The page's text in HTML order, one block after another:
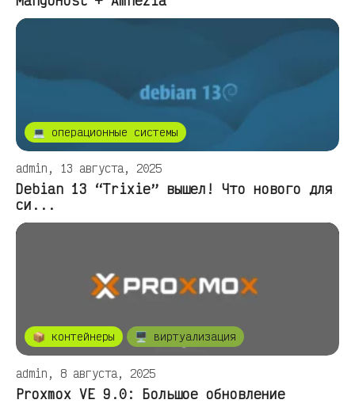
💻 операционные системы
admin, 13 августа, 2025
Debian 13 “Trixie” вышел! Что нового для
си...
📦 контейнеры 🖥️ виртуализация
admin, 8 августа, 2025
Proxmox VE 9.0: Большое обновление